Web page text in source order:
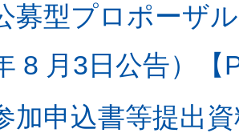
募型プロポーザ
8 月3日公告）【
加申込書等提出